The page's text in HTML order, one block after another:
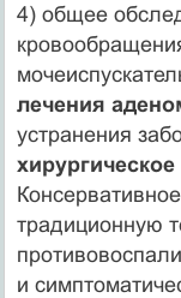
4) общее
лечения
устранения
традиционную
и